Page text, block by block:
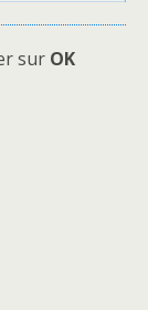
sur OK